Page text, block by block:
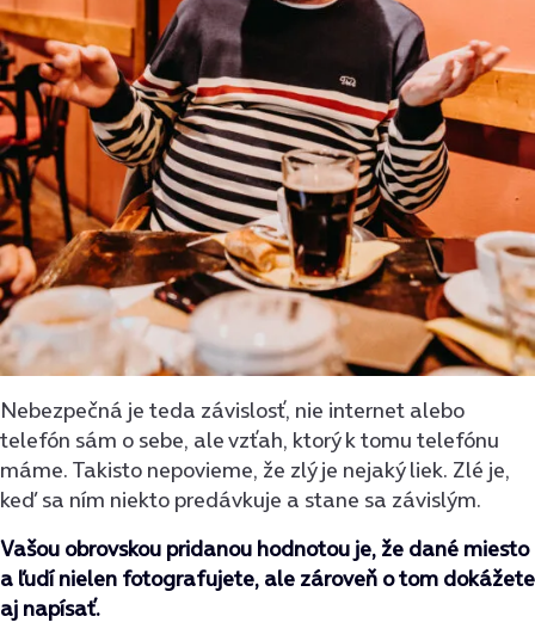
Nebezpečná je teda závislosť, nie internet alebo
telefón sám o sebe, ale vzťah, ktorý k tomu telefónu
máme. Takisto nepovieme, že zlý je nejaký liek. Zlé je,
keď sa ním niekto predávkuje a stane sa závislým.
Vašou obrovskou pridanou hodnotou je, že dané miesto
a ľudí nielen fotografujete, ale zároveň o tom dokážete
aj napísať.